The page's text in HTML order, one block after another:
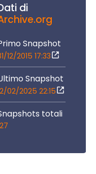
di
Snapshot
12/2015 17:33
Snapshot
02/2025 22:15
totali